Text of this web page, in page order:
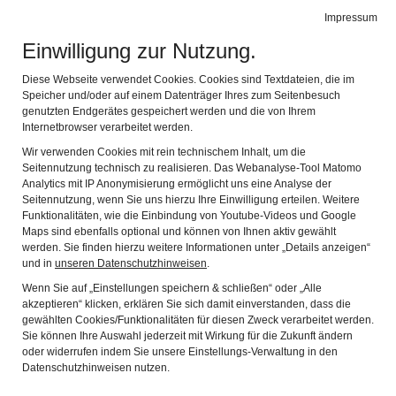
Impressum
Einwilligung zur Nutzung.
Diese Webseite verwendet Cookies. Cookies sind Textdateien, die im
Speicher und/oder auf einem Datenträger Ihres zum Seitenbesuch
genutzten Endgerätes gespeichert werden und die von Ihrem
Internetbrowser verarbeitet werden.
Wir verwenden Cookies mit rein technischem Inhalt, um die
Seitennutzung technisch zu realisieren. Das Webanalyse-Tool Matomo
Analytics mit IP Anonymisierung ermöglicht uns eine Analyse der
Seitennutzung, wenn Sie uns hierzu Ihre Einwilligung erteilen. Weitere
Funktionalitäten, wie die Einbindung von Youtube-Videos und Google
Maps sind ebenfalls optional und können von Ihnen aktiv gewählt
werden. Sie finden hierzu weitere Informationen unter „Details anzeigen“
und in unseren Datenschutzhinweisen.
Wenn Sie auf „Einstellungen speichern & schließen“ oder „Alle
akzeptieren“ klicken, erklären Sie sich damit einverstanden, dass die
gewählten Cookies/Funktionalitäten für diesen Zweck verarbeitet werden.
Sie können Ihre Auswahl jederzeit mit Wirkung für die Zukunft ändern
oder widerrufen indem Sie unsere Einstellungs-Verwaltung in den
Datenschutzhinweisen nutzen.
BERICHT ZUR
JAHRESHAUPTVERSAMMLUNG
2023
Zurück